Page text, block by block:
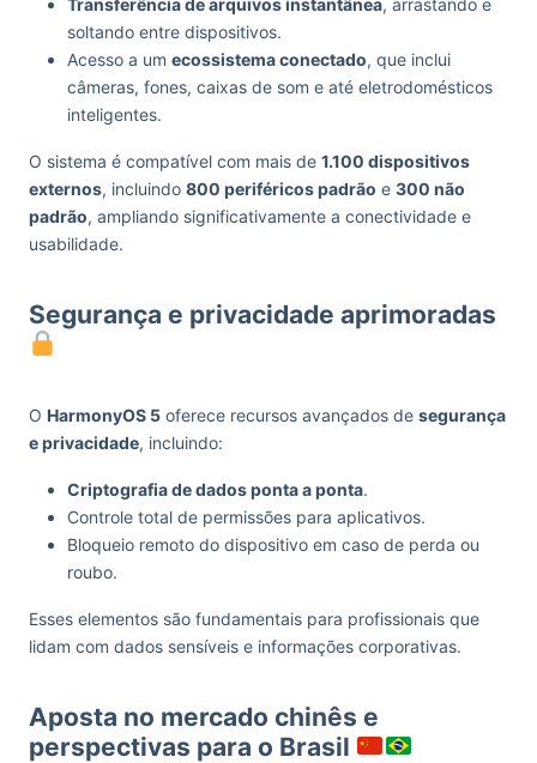
Transferência de arquivos instantânea, arrastando e
soltando entre dispositivos.
Acesso a um ecossistema conectado, que inclui
câmeras, fones, caixas de som e até eletrodomésticos
inteligentes.
O sistema é compatível com mais de 1.100 dispositivos
externos, incluindo 800 periféricos padrão e 300 não
padrão, ampliando significativamente a conectividade e
usabilidade.
Segurança e privacidade aprimoradas
O HarmonyOS 5 oferece recursos avançados de segurança
e privacidade, incluindo:
Criptografia de dados ponta a ponta.
Controle total de permissões para aplicativos.
Bloqueio remoto do dispositivo em caso de perda ou
roubo.
Esses elementos são fundamentais para profissionais que
lidam com dados sensíveis e informações corporativas.
Aposta no mercado chinês e
perspectivas para o Brasil